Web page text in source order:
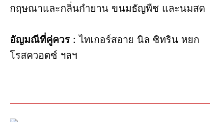
กฤษณาและกลิ่นกำยาน ขนมธัญพืช และนมสด
อัญมณี​ที่คู่ควร​ : ไทเกอร์สอาย นิล ซิทริน หยก​
โรสควอตซ์ ฯลฯ